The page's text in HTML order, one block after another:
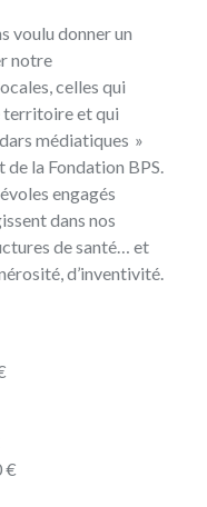
voulu donner un
notre
celles qui
territoire et qui
médiatiques »
la Fondation BPS.
engagés
dans nos
de santé… et
d’inventivité.
€